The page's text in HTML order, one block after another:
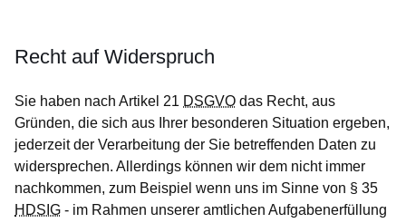
Recht auf Widerspruch
Sie haben nach Artikel 21 DSGVO das Recht, aus
Gründen, die sich aus Ihrer besonderen Situation ergeben,
jederzeit der Verarbeitung der Sie betreffenden Daten zu
widersprechen. Allerdings können wir dem nicht immer
nachkommen, zum Beispiel wenn uns im Sinne von § 35
HDSIG - im Rahmen unserer amtlichen Aufgabenerfüllung